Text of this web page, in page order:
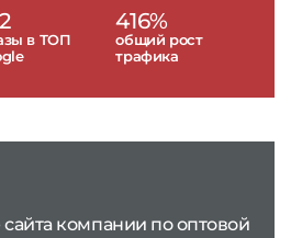
в ТОП
416%
общий рост
трафика
компании по оптовой